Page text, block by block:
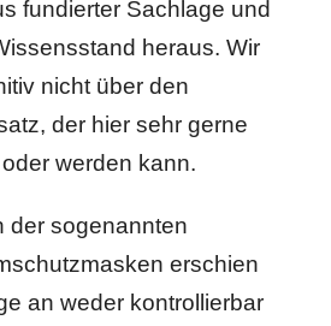
fundierter Sachlage und
heraus. Wir
nicht über den
der hier sehr gerne
werden kann.
der sogenannten
erschien
an weder kontrollierbar